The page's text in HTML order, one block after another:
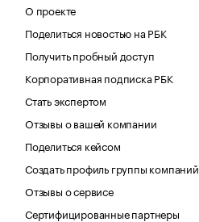
О проекте
Поделиться новостью на РБК
Получить пробный доступ
Корпоративная подписка РБК
Стать экспертом
Отзывы о вашей компании
Поделиться кейсом
Создать профиль группы компаний
Отзывы о сервисе
Сертифицированные партнеры